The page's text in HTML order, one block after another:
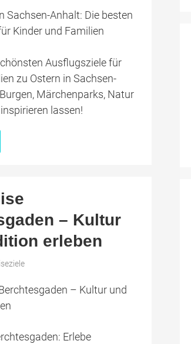
Ausflugsziele für
zu Ostern in Sachsen-
Märchenparks, Natur
lassen!
– Kultur
erleben
Erlebe